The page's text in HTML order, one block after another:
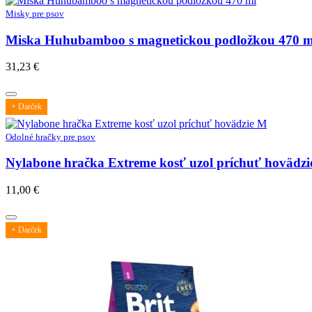
Misky pre psov
Miska Huhubamboo s magnetickou podložkou 470
31,23 €
+ Darček
Odolné hračky pre psov
Nylabone hračka Extreme kosť uzol príchuť
11,00 €
+ Darček